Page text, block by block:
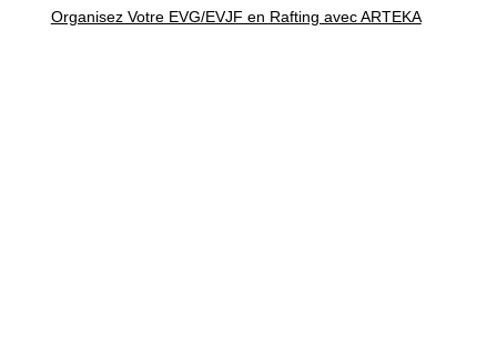
Organisez Votre EVG/EVJF en Rafting avec ARTEKA